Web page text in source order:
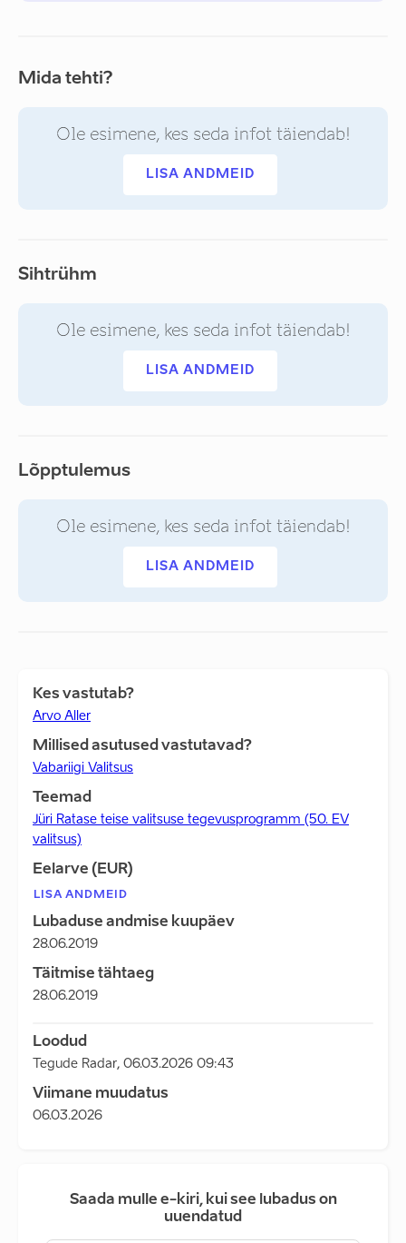
Mida tehti?
Ole esimene, kes seda infot täiendab!
LISA ANDMEID
Sihtrühm
Ole esimene, kes seda infot täiendab!
LISA ANDMEID
Lõpptulemus
Ole esimene, kes seda infot täiendab!
LISA ANDMEID
Kes vastutab?
Arvo Aller
Millised asutused vastutavad?
Vabariigi Valitsus
Teemad
Jüri Ratase teise valitsuse tegevusprogramm (50. EV
valitsus)
Eelarve (EUR)
LISA ANDMEID
Lubaduse andmise kuupäev
28.06.2019
Täitmise tähtaeg
28.06.2019
Loodud
Tegude Radar, 06.03.2026 09:43
Viimane muudatus
06.03.2026
Saada mulle e-kiri, kui see lubadus on
uuendatud